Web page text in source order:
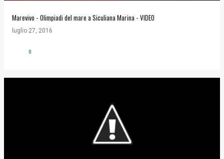
Marevivo - Olimpiadi del mare a Siculiana Marina - VIDEO
luglio 27, 2016
0